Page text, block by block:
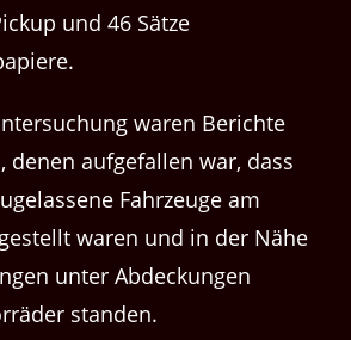
und 46 Sätze
waren Berichte
denen aufgefallen war, dass
Fahrzeuge am
waren und in der Nähe
unter Abdeckungen
standen.